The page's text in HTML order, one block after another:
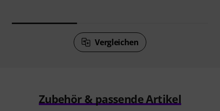
Vergleichen
Zubehör & passende Artikel